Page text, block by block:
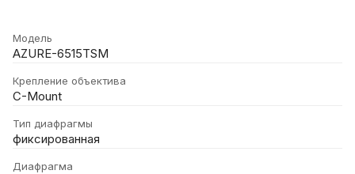
Модель
AZURE-6515TSM
Крепление объектива
C-Mount
Тип диафрагмы
фиксированная
Диафрагма